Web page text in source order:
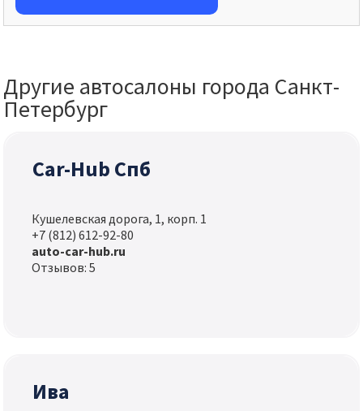
Другие автосалоны города Санкт-
Петербург
Car-Hub Спб
Кушелевская дорога, 1, корп. 1
+7 (812) 612-92-80
auto-car-hub.ru
Отзывов: 5
Ива